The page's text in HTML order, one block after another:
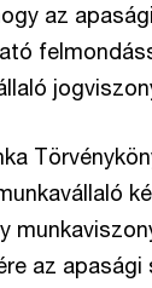
az
az apasági